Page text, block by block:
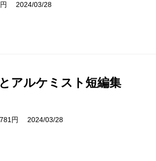
2024/03/28
アルケミスト短編集
円 2024/03/28